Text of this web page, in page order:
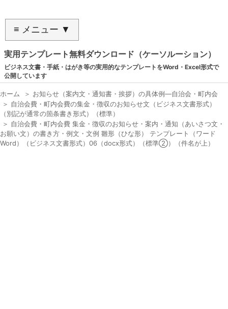
≡ メニュー ▼
実用テンプレート無料ダウンロード（ケーソルーション）
ビジネス文書・手紙・はがき等の実用的なテンプレートをWord・Excel形式で
公開しています
ホーム ＞ お知らせ（案内文・通知書・挨拶）の具体例―自治会・町内会
＞ 自治会費・町内会費の集金・徴収のお知らせ文（ビジネス文書形式）
（別記が通常の箇条書き形式）（標準）
＞ 自治会費・町内会費 集金・徴収のお知らせ・案内・通知（あいさつ文・
お願い文）の書き方・例文・文例 雛形（ひな形） テンプレート（ワード
Word）（ビジネス文書形式）06（docx形式）（標準②）（件名が上）